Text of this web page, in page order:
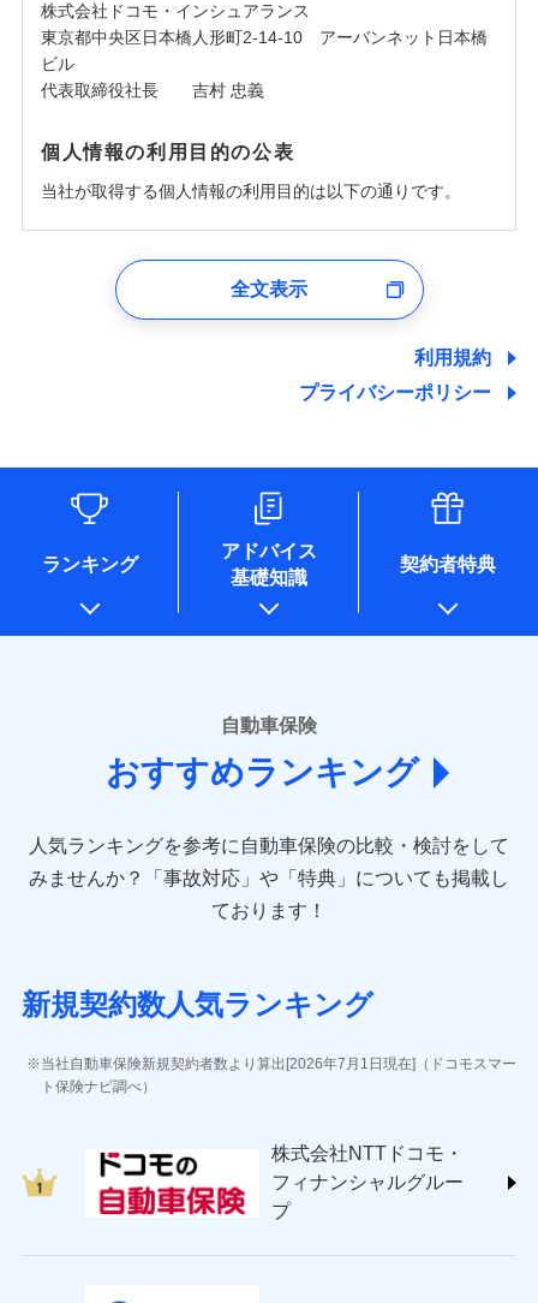
株式会社ドコモ・インシュアランス
東京都中央区日本橋人形町2-14-10 アーバンネット日本橋
ビル
代表取締役社長 吉村 忠義
個人情報の利用目的の公表
当社が取得する個人情報の利用目的は以下の通りです。
ユーザー登録受付および、管理のため
しくは委託を受けている保険会社・提携会社の保険その他に
関する情報を提供し、金融商品等の契約を勧奨するため、ま
た維持管理等の委託業務遂行のため、またそれらに付帯、関
情報を取引のある他の保険会社の商品・サービスをご提案す
るために利用させていただくことがあります。）
各種セミナーの開催のため
コンサルティングサービスの実施のため
アンケートやキャンペーン等の実施のため
上記に係る案内・手続き・管理等付帯業務を行うため
* 当社が委託を受けている保険会社の情報は、保険会社のホ
ームページに掲載しておりますので、ご確認ください。
あいおいニッセイ同和損害保険株式会社
(https://www.aioinissaydowa.co.jp/)
アクサ損害保険株式会社 (https://www.axa-
direct.co.jp/)
sompo.co.jp/)
東京海上ダイレクト損害保険株式会社 (https://www.e-
AIG損害保険株式会社 (https://www.aig.co.jp/sonpo)
ジェイアイ傷害火災保険株式会社
ソニー損害保険株式会社
(https://www.sonysonpo.co.jp/)
ＳＯＭＰＯダイレクト損害保険株式会社
(https://www.sompo-direct.co.jp/)
チューリッヒ保険会社 (https://www.zurich.co.jp/)
全文表示
利用規約
プライバシーポリシー
ランキング
アドバイス
基礎知識
契約者特典
自動車保険
おすすめランキング
人気ランキングを参考に自動車保険の比較・検討をして
みませんか？
「事故対応」や「特典」についても掲載し
ております！
新規契約数人気ランキング
当社自動車保険新規契約者数より算出[2026年7月1日現在]（ドコモスマー
ト保険ナビ調べ）
株式会社NTTドコモ・
フィナンシャルグルー
プ